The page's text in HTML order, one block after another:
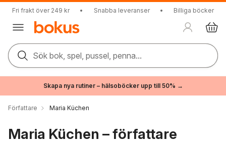
Fri frakt över 249 kr • Snabba leveranser • Billiga böcker
Sök bok, spel, pussel, penna...
Skapa nya rutiner – hälsoböcker upp till 50% →
Författare Maria Küchen
Maria Küchen – författare